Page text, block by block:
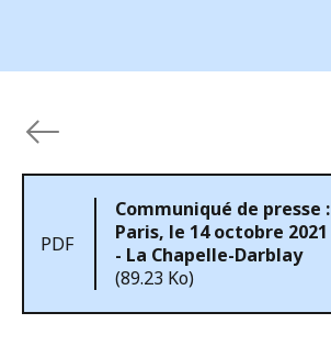
PDF
Communiqué de presse :
Paris, le 14 octobre 2021
- La Chapelle-Darblay
(89.23 Ko)